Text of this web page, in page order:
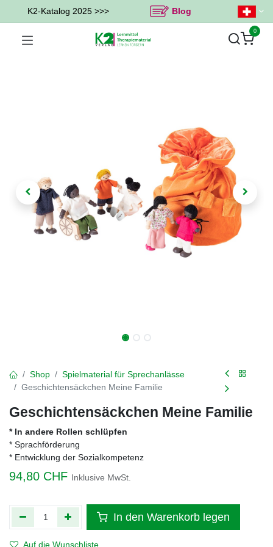
K2-Katalog 2025 >>> Blog
0
Shop
Spielmaterial für Sprechanlässe
Geschichtensäckchen Meine Familie
Geschichtensäckchen Meine Familie
* In andere Rollen schlüpfen
* Sprachförderung
* Entwicklung der Sozialkompetenz
94,80 CHF Inklusive MwSt.
In den Warenkorb legen
Auf die Wunschliste